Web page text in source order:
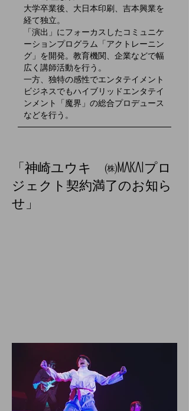
大学卒業後、大日本印刷、吉本興業を
経て独立。
「演出」にフォーカスしたコミュニケ
ーションプログラム「アクトレーニン
グ」を開発。教育機関、企業などで幅
広く講師活動を行う。
​一方、独特の感性でエンタテイメント
ビジネスでもハイブリッドエンタテイ
ンメント「魔界」の総合プロデュース
などを行う。
「神崎ユウキ ㈱MAKAIプロ
ジェクト契約満了のお知ら
せ」